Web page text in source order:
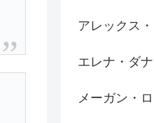
アレックス
エレナ・ダ
メーガン・